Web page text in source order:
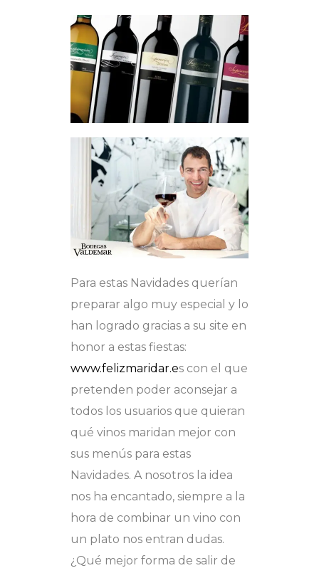
Para estas Navidades querían
preparar algo muy especial y lo
han logrado gracias a su site en
honor a estas fiestas:
www.felizmaridar.es con el que
pretenden poder aconsejar a
todos los usuarios que quieran
qué vinos maridan mejor con
sus menús para estas
Navidades. A nosotros la idea
nos ha encantado, siempre a la
hora de combinar un vino con
un plato nos entran dudas.
¿Qué mejor forma de salir de